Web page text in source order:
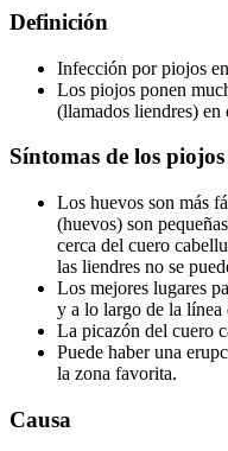
Definición
Infección por piojos
Los piojos ponen
(llamados liendres) en
Síntomas de los piojos
Los huevos son más
(huevos) son
cerca del cuero
las liendres no se
Los mejores lugares
y a lo largo de la
La picazón del cuero
Puede haber una
la zona favorita.
Causa